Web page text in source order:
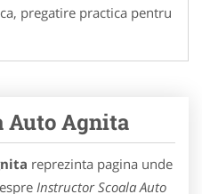
pregatire practica pentru
Auto Agnita
reprezinta pagina unde
Instructor Scoala Auto